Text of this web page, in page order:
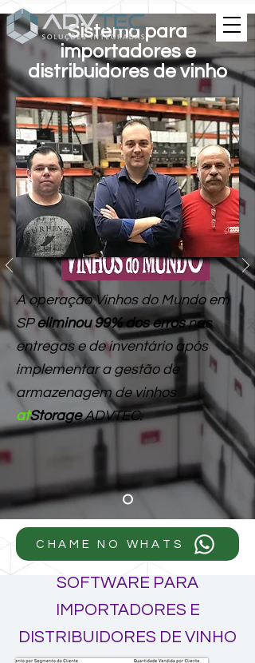
Sistema para
importadores e
distribuidores de vinho
A operação Vinhos do Mundo em
SPeliminou 99% dos errosnas
entregas e de inventário após
implementar a gestão de
armazenagem de vinhos
atStorageADVTEC.
CHAME NO WHATS
SOFTWARE PARA
IMPORTADORES E
DISTRIBUIDORES DE VINHO